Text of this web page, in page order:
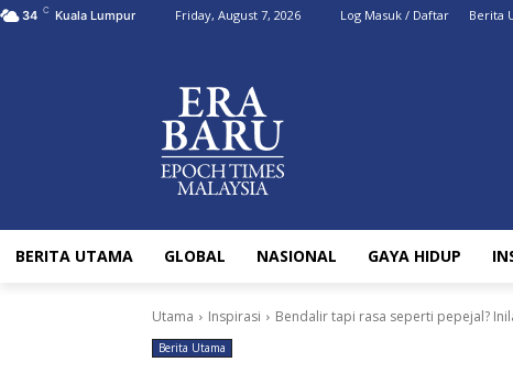
34 C Kuala Lumpur Friday, August 7, 2026 Log Masuk / Daftar Berita
BERITA UTAMA GLOBAL NASIONAL GAYA HIDUP
Utama Inspirasi Bendalir tapi rasa seperti pepejal?
Berita Utama